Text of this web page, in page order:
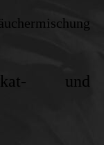
und